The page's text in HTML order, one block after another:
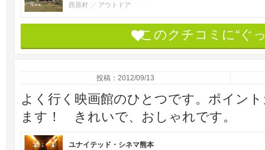
西原村 アウトドア
このクチコミに“ぐ
投稿：2012/09/13
よく行く映画館のひとつです。ポイン
ます！ きれいで、おしゃれです。
ユナイテッド・シネマ熊本